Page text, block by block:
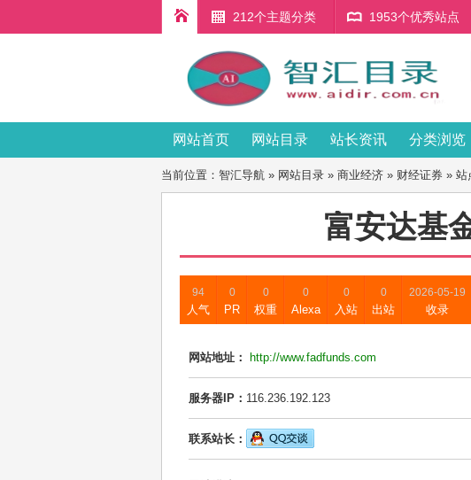
212个主题分类 1953个优秀站点
网站首页 网站目录 站长资讯 分类浏览
当前位置： 智汇导航 » 网站目录 » 商业经济 » 财经证券 » 站
富安达基
94
人气
0
PR
0
权重
0
Alexa
0
入站
0
出站
2026-05-19
收录
网站地址： http://www.fadfunds.com
服务器IP： 116.236.192.123
联系站长：